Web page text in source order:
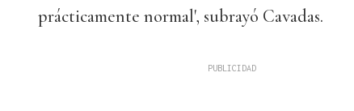
prácticamente normal', subrayó Cavadas.